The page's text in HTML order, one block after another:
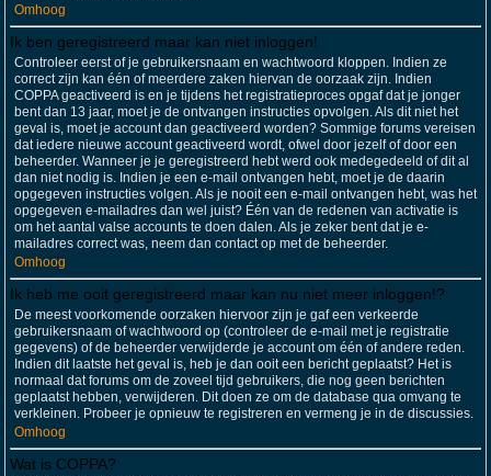
Omhoog
Ik ben geregistreerd maar kan niet inloggen!
Controleer eerst of je gebruikersnaam en wachtwoord kloppen. Indien ze
correct zijn kan één of meerdere zaken hiervan de oorzaak zijn. Indien
COPPA geactiveerd is en je tijdens het registratieproces opgaf dat je jonger
bent dan 13 jaar, moet je de ontvangen instructies opvolgen. Als dit niet het
geval is, moet je account dan geactiveerd worden? Sommige forums vereisen
dat iedere nieuwe account geactiveerd wordt, ofwel door jezelf of door een
beheerder. Wanneer je je geregistreerd hebt werd ook medegedeeld of dit al
dan niet nodig is. Indien je een e-mail ontvangen hebt, moet je de daarin
opgegeven instructies volgen. Als je nooit een e-mail ontvangen hebt, was het
opgegeven e-mailadres dan wel juist? Één van de redenen van activatie is
om het aantal valse accounts te doen dalen. Als je zeker bent dat je e-
mailadres correct was, neem dan contact op met de beheerder.
Omhoog
Ik heb me ooit geregistreerd maar kan nu niet meer inloggen!?
De meest voorkomende oorzaken hiervoor zijn je gaf een verkeerde
gebruikersnaam of wachtwoord op (controleer de e-mail met je registratie
gegevens) of de beheerder verwijderde je account om één of andere reden.
Indien dit laatste het geval is, heb je dan ooit een bericht geplaatst? Het is
normaal dat forums om de zoveel tijd gebruikers, die nog geen berichten
geplaatst hebben, verwijderen. Dit doen ze om de database qua omvang te
verkleinen. Probeer je opnieuw te registreren en vermeng je in de discussies.
Omhoog
Wat is COPPA?